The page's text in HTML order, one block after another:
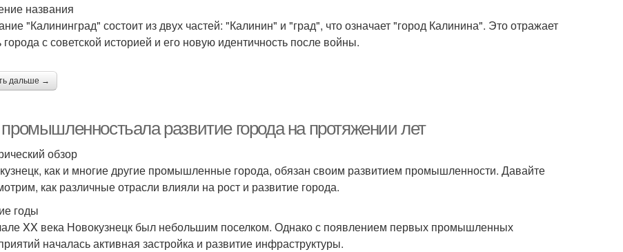
названия
"Калининград" состоит из двух частей: "Калинин" и "град", что означает "город Калинина". Это отражает
города с советской историей и его новую идентичность после войны.
дальше →
промышленностьала развитие города на протяжении лет
обзор
как и многие другие промышленные города, обязан своим развитием промышленности. Давайте
как различные отрасли влияли на рост и развитие города.
годы
XX века Новокузнецк был небольшим поселком. Однако с появлением первых промышленных
началась активная застройка и развитие инфраструктуры.